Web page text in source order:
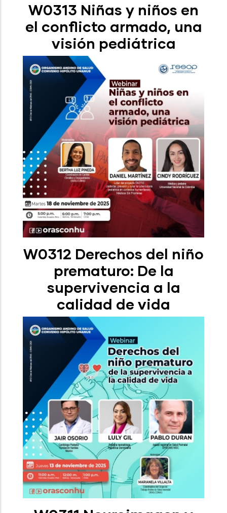
W0313 Niñas y niños en
el conflicto armado, una
visión pediátrica
W0312 Derechos del niño
prematuro: De la
supervivencia a la
calidad de vida